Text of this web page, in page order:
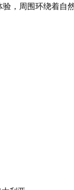
，周围环绕着自
建立更深层联系
有着独特的历史
动，在美丽的乡